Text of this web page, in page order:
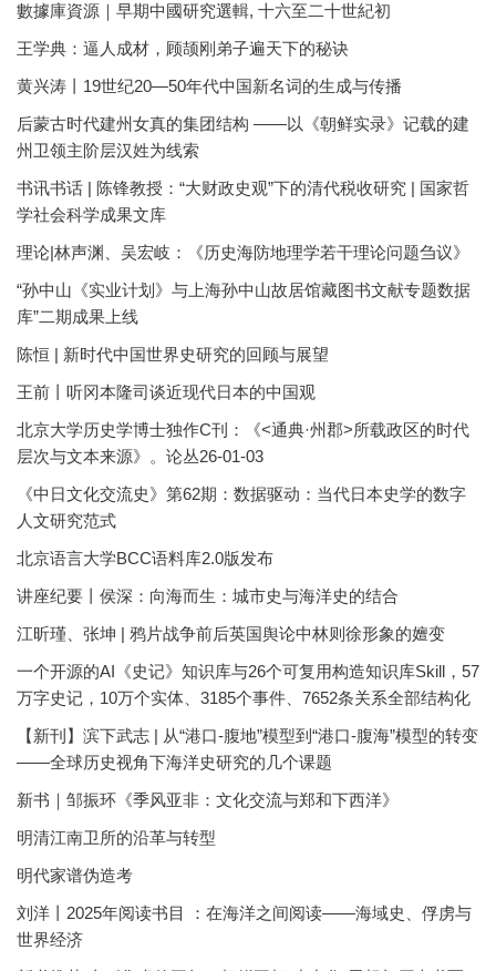
數據庫資源｜早期中國研究選輯, 十六至二十世紀初
王学典：逼人成材，顾颉刚弟子遍天下的秘诀
黄兴涛丨19世纪20—50年代中国新名词的生成与传播
后蒙古时代建州女真的集团结构 ——以《朝鲜实录》记载的建
州卫领主阶层汉姓为线索
书讯书话 | 陈锋教授：“大财政史观”下的清代税收研究 | 国家哲
学社会科学成果文库
理论|林声渊、吴宏岐：《历史海防地理学若干理论问题刍议》
“孙中山《实业计划》与上海孙中山故居馆藏图书文献专题数据
库”二期成果上线
陈恒 | 新时代中国世界史研究的回顾与展望
王前丨听冈本隆司谈近现代日本的中国观
北京大学历史学博士独作C刊：《<通典·州郡>所载政区的时代
层次与文本来源》。论丛26-01-03
《中日文化交流史》第62期：数据驱动：当代日本史学的数字
人文研究范式
北京语言大学BCC语料库2.0版发布
讲座纪要丨侯深：向海而生：城市史与海洋史的结合
江昕瑾、张坤 | 鸦片战争前后英国舆论中林则徐形象的嬗变
一个开源的AI《史记》知识库与26个可复用构造知识库Skill，57
万字史记，10万个实体、3185个事件、7652条关系全部结构化
【新刊】滨下武志 | 从“港口-腹地”模型到“港口-腹海”模型的转变
——全球历史视角下海洋史研究的几个课题
新书｜邹振环《季风亚非：文化交流与郑和下西洋》
明清江南卫所的沿革与转型
明代家谱伪造考
刘洋丨2025年阅读书目 ：在海洋之间阅读——海域史、俘虏与
世界经济